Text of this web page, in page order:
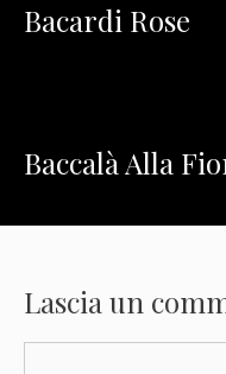
Bacardi Rose
Baccalà Alla
Lascia un